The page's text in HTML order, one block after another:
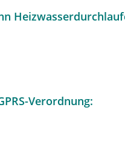
Verordnung: